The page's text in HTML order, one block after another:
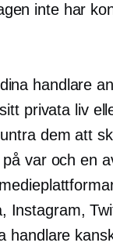
inte har
handlare
privata liv
dem att
var och en
Instagram,
handlare